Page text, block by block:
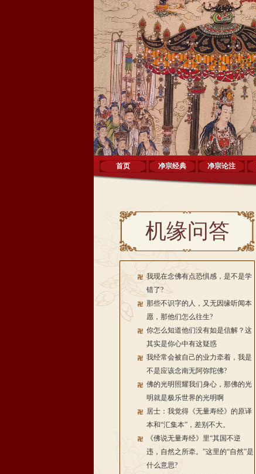
首页 净宗经典 净宗论注
机缘问答
我现在念佛有点恐惧感，是不是学
错了?
那些不识字的人，又无因缘听闻本
愿，那他们怎么往生?
你怎么知道他们没有如是信解？这
其实是你心中有这疑惑
我经常会被自己的业力牵着，我是
不是应该念南无阿弥陀佛?
佛的光明照耀我们身心，那佛的光
明就是极乐世界的光明啊
居士：我觉得《无量寿经》的原译
本和“汇集本”，差别不大。
《佛说无量寿经》里“其国不逆
违，自然之所牵。”这里的“自然”是
什么意思?